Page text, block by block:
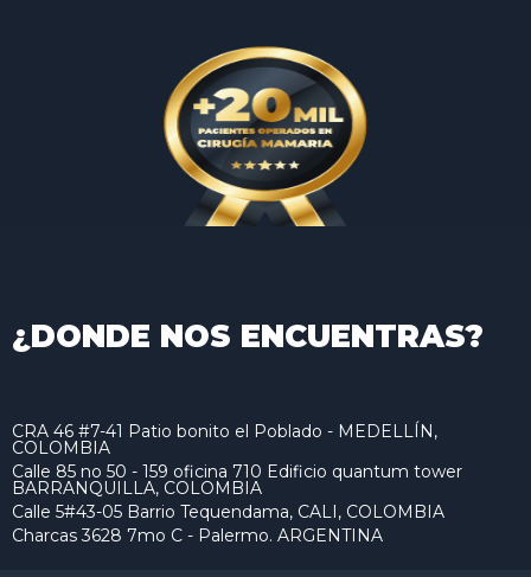
¿DONDE NOS ENCUENTRAS?
CRA 46 #7-41 Patio bonito el Poblado - MEDELLÍN,
COLOMBIA
Calle 85 no 50 - 159 oficina 710 Edificio quantum tower
BARRANQUILLA, COLOMBIA
Calle 5#43-05 Barrio Tequendama, CALI, COLOMBIA
Charcas 3628 7mo C - Palermo. ARGENTINA